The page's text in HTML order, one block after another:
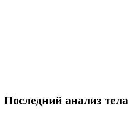
Последний анализ тела